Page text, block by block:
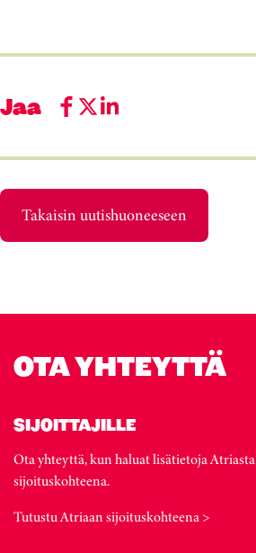
Jaa
Takaisin uutishuoneeseen
OTA YHTEYTTÄ
SIJOITTAJILLE
Ota yhteyttä, kun haluat lisätietoja Atriasta
sijoituskohteena.
Tutustu Atriaan sijoituskohteena >